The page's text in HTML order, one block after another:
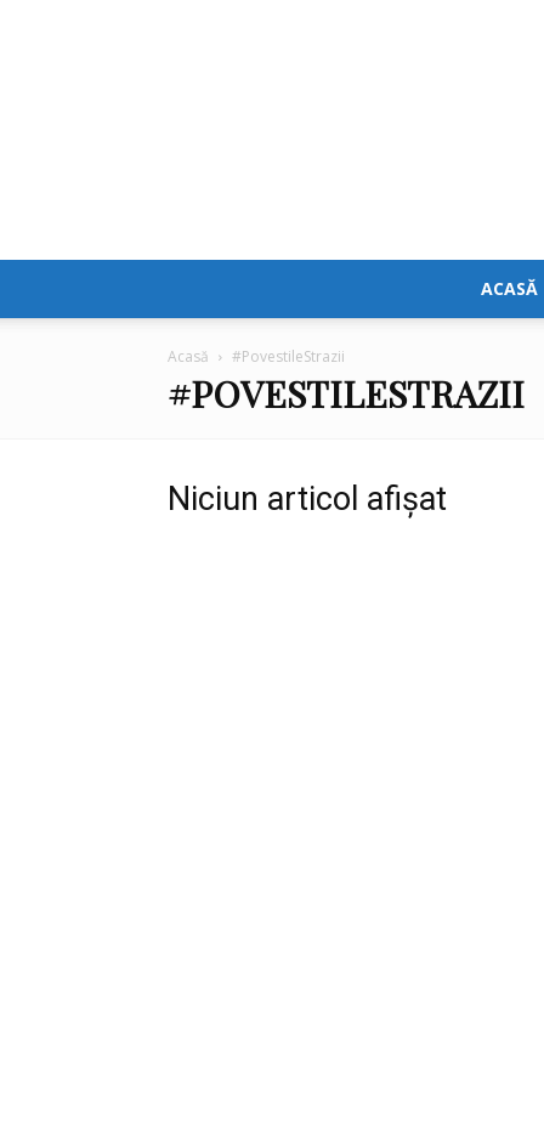
ACASĂ
Acasă #PovestileStrazii
#POVESTILESTRAZII
Niciun articol afișat